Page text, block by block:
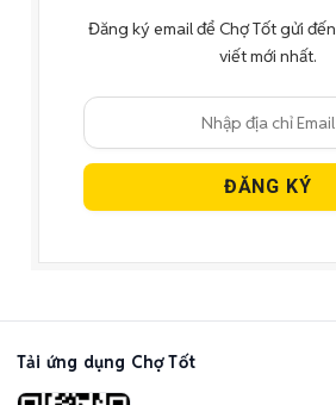
Đăng ký email để Chợ Tốt gửi
viết mới nhất.
Tải ứng dụng Chợ Tốt